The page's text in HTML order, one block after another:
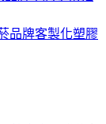
品牌客製化塑膠